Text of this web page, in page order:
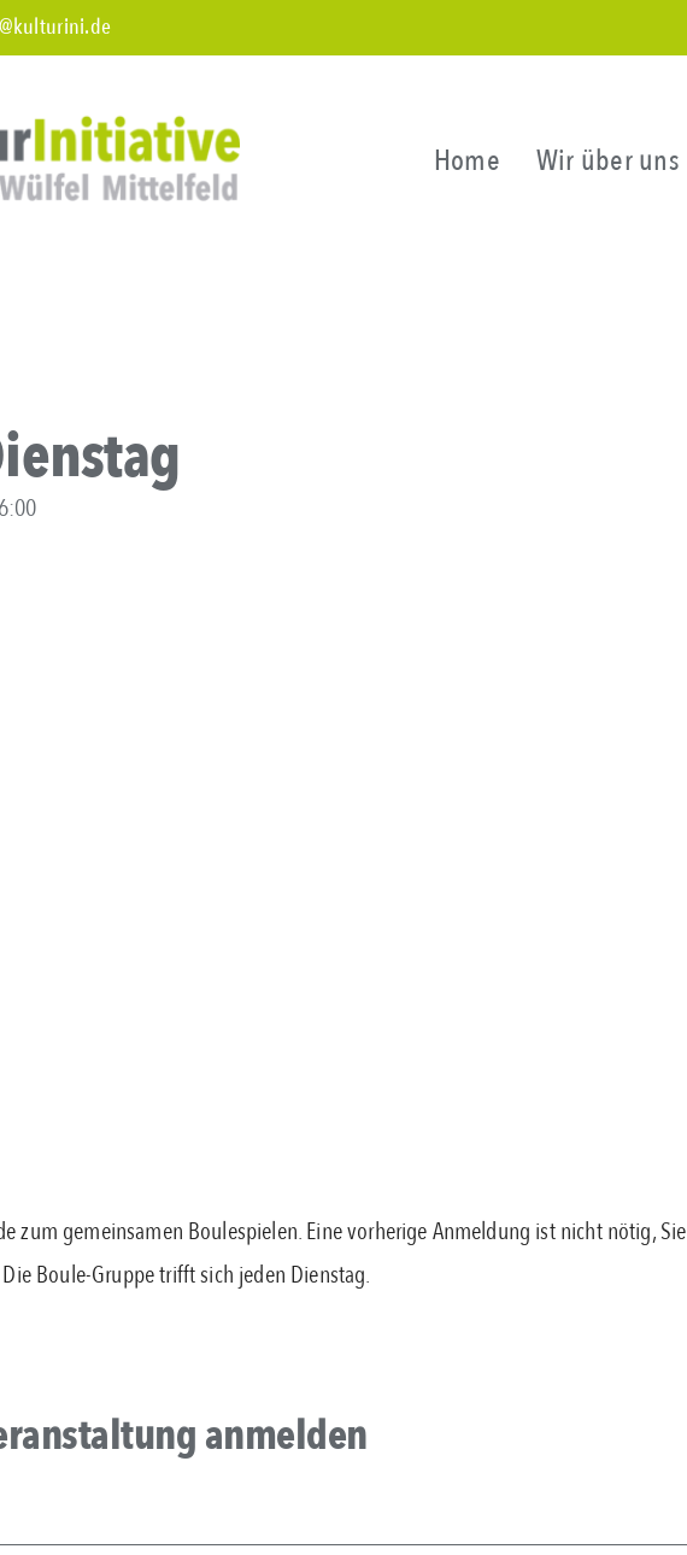
Home Wir über uns
zum gemeinsamen Boulespielen. Eine vorherige Anmeldung ist nicht nötig, Sie
Boule-Gruppe trifft sich jeden Dienstag.
anmelden